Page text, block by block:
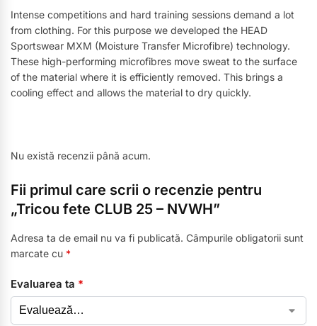
Intense competitions and hard training sessions demand a lot
from clothing. For this purpose we developed the HEAD
Sportswear MXM (Moisture Transfer Microfibre) technology.
These high-performing microfibres move sweat to the surface
of the material where it is efficiently removed. This brings a
cooling effect and allows the material to dry quickly.
Nu există recenzii până acum.
Fii primul care scrii o recenzie pentru
„Tricou fete CLUB 25 – NVWH”
Adresa ta de email nu va fi publicată. Câmpurile obligatorii sunt
marcate cu *
Evaluarea ta *